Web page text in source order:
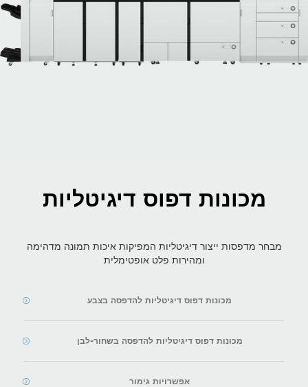
מכונות דפוס דיגיטליות
מבחר מדפסות ייצור דיגיטליות המפיקות איכות תמונה מדהימה
ומהירות פלט אופטימלית
מכונות דפוס דיגיטליות להדפסה בצבע
מכונות דפוס דיגיטליות להדפסה בשחור-לבן
אפשרויות גימור